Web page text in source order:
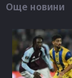
Още новини